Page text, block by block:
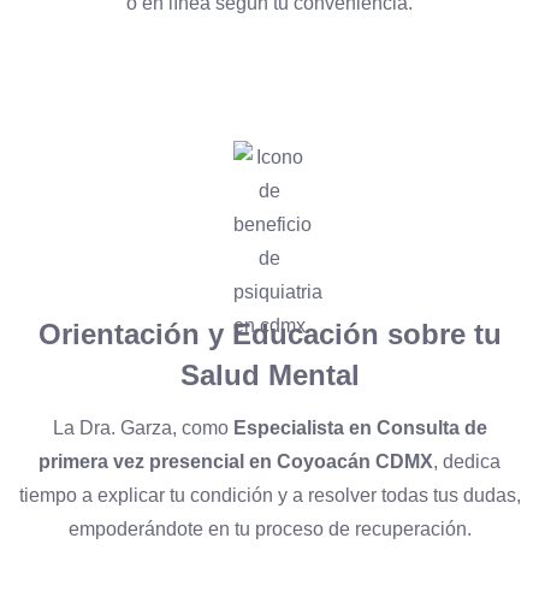
Orientación y Educación sobre tu
Salud Mental
La Dra. Garza, como Especialista en Consulta de
primera vez presencial en Coyoacán CDMX, dedica
tiempo a explicar tu condición y a resolver todas tus dudas,
empoderándote en tu proceso de recuperación.